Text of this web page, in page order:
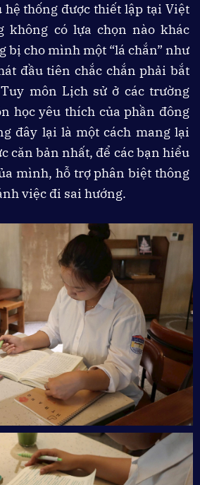
hệ thống được thiết lập tại Việt
không có lựa chọn nào khác
bị cho mình một “lá chắn” như
đầu tiên chắc chắn phải bắt
môn Lịch sử ở các trường
học yêu thích của phần đông
đây lại là một cách mang lại
căn bản nhất, để các bạn hiểu
mình, hỗ trợ phân biệt thông
việc đi sai hướng.